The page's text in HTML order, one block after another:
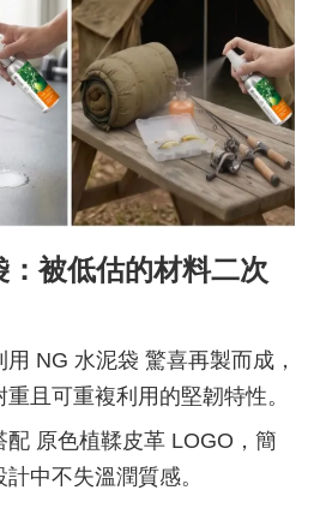
：被低估的材料二次
用 NG 水泥袋 驚喜再製而成，
且可重複利用的堅韌特性。
配 原色植鞣皮革 LOGO，簡
中不失溫潤質感。